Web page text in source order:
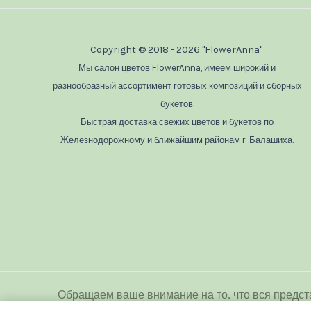
Copyright © 2018 - 2026 "FlowerAnna"
Мы салон цветов FlowerAnna, имеем широкий и
разнообразный ассортимент готовых композиций и сборных
букетов.
Быстрая доставка свежих цветов и букетов по
Железнодорожному и ближайшим районам г .Балашиха.
Обращаем ваше внимание на то, что вся